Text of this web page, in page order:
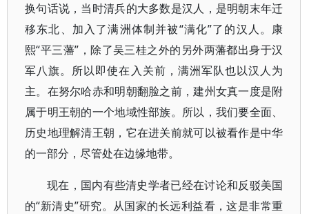
换句话说，当时清兵的大多数是汉人，是明朝末年迁
移东北、加入了满洲体制并被“满化”了的汉人。康
熙“平三藩”，除了吴三桂之外的另外两藩都出身于汉
军八旗。所以即使在入关前，满洲军队也以汉人为
主。在努尔哈赤和明朝翻脸之前，建州女真一度是附
属于明王朝的一个地域性部族。所以，我们要全面、
历史地理解清王朝，它在进关前就可以被看作是中华
的一部分，尽管处在边缘地带。
现在，国内有些清史学者已经在讨论和反驳美国
的“新清史”研究。从国家的长远利益看，这是非常重